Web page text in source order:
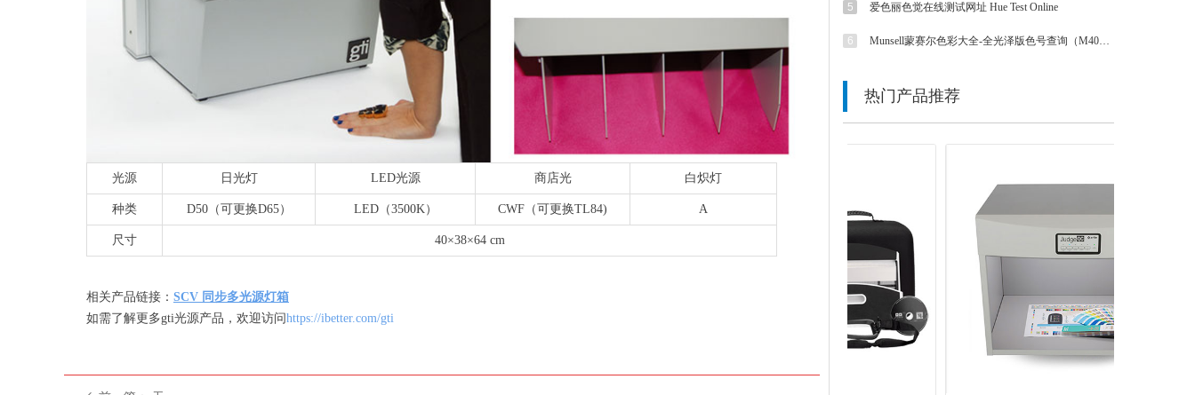
光源 日光灯 LED光源 商店光 白炽灯
种类 D50（可更换D65） LED（3500K） CWF（可更换TL84) A
尺寸 40×38×64 cm
相关产品链接： SCV 同步多光源灯箱
如需了解更多gti光源产品，欢迎访问https://ibetter.com/gti
爱色丽色觉在线测试网址 Hue Test Online
Munsell蒙赛尔色彩大全-全光泽版色号查询（M40115B色卡）
热门产品推荐